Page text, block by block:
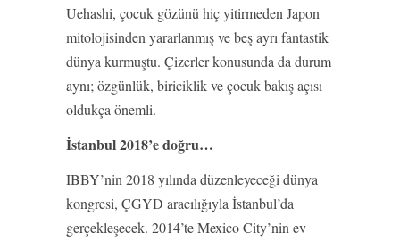
Uehashi, çocuk gözünü hiç yitirmeden Japon
mitolojisinden yararlanmış ve beş ayrı fantastik
dünya kurmuştu. Çizerler konusunda da durum
aynı; özgünlük, biriciklik ve çocuk bakış açısı
oldukça önemli.
İstanbul 2018’e doğru…
IBBY’nin 2018 yılında düzenleyeceği dünya
kongresi, ÇGYD aracılığıyla İstanbul’da
gerçekleşecek. 2014’te Mexico City’nin ev